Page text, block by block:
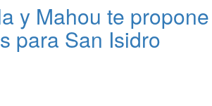
y Mahou te propone
para San Isidro